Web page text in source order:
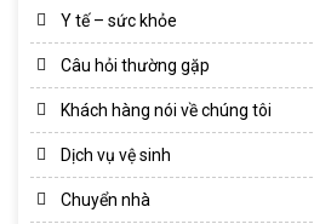
Y tế – sức khỏe
Câu hỏi thường gặp
Khách hàng nói về chúng tôi
Dịch vụ vệ sinh
Chuyển nhà